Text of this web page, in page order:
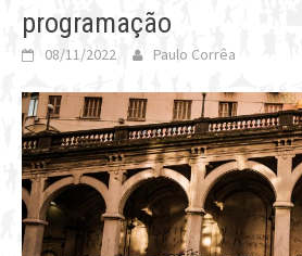
programação
08/11/2022 Paulo Corrêa